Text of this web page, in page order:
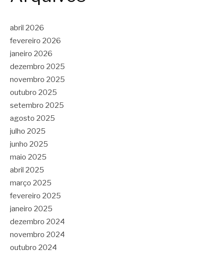
abril 2026
fevereiro 2026
janeiro 2026
dezembro 2025
novembro 2025
outubro 2025
setembro 2025
agosto 2025
julho 2025
junho 2025
maio 2025
abril 2025
março 2025
fevereiro 2025
janeiro 2025
dezembro 2024
novembro 2024
outubro 2024